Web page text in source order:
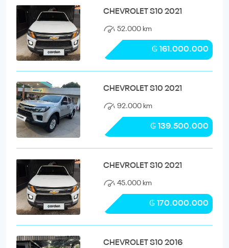
CHEVROLET S10 2021
52.000 km
₲ 161.000.000
CHEVROLET S10 2021
92.000 km
₲ 139.500.000
CHEVROLET S10 2021
45.000 km
₲ 170.000.000
CHEVROLET S10 2016